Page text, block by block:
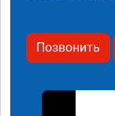
Позвонить